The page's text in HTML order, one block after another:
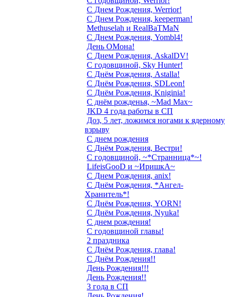
С Днем Рождения, Werrior!
С Днем Рождения, keeperman!
Methuselah и RealBaTMaN
С Днем Рождения, Yombl4!
День ОМона!
С Днем Рождения, AskalDV!
С годовщиной, Sky Hunter!
С Днём Рождения, Astalla!
С Днём Рождения, SDLeon!
С Днём Рождения, Kniginia!
С днём рожденья, ~Mad Max~
JKD 4 года работы в СП
Доз, 5 лет, ложимся ногами к ядерному
взрыву
С днем рождения
С Днём Рождения, Вестри!
С годовщиной, ~*Странница*~!
LifeisGooD и ~ИришкА~
С Днем Рождения, anix!
С Днём Рождения, *Ангел-
Хранитель*!
С Днём Рождения, YORN!
С Днём Рождения, Nyuka!
С днем рождения!
С годовщиной главы!
2 праздника
С Днём Рождения, глава!
С Днём Рождения!!
День Рождения!!!
День Рождения!!
3 года в СП